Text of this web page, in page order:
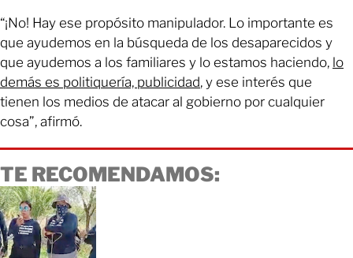
“¡No! Hay ese propósito manipulador. Lo importante es
que ayudemos en la búsqueda de los desaparecidos y
que ayudemos a los familiares y lo estamos haciendo, lo
demás es politiquería, publicidad, y ese interés que
tienen los medios de atacar al gobierno por cualquier
cosa”, afirmó.
TE RECOMENDAMOS: